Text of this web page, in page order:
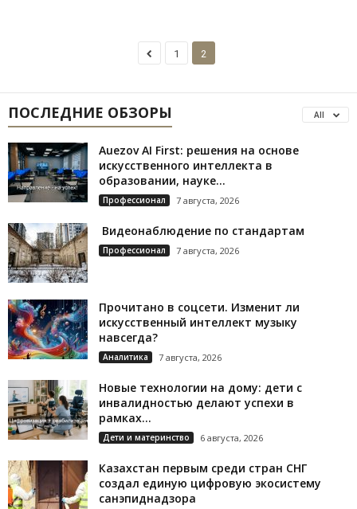
1 2
ПОСЛЕДНИЕ ОБЗОРЫ All
Auezov AI First: решения на основе
искусственного интеллекта в
образовании, науке...
Профессионал 7 августа, 2026
Видеонаблюдение по стандартам
Профессионал 7 августа, 2026
Прочитано в соцсети. Изменит ли
искусственный интеллект музыку
навсегда?
Аналитика 7 августа, 2026
Новые технологии на дому: дети с
инвалидностью делают успехи в
рамках...
Дети и материнство 6 августа, 2026
Казахстан первым среди стран СНГ
создал единую цифровую экосистему
санэпиднадзора